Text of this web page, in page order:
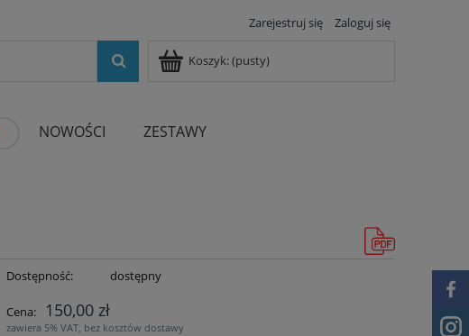
Zarejestruj się Zaloguj się
Koszyk:(pusty)
NOWOŚCI ZESTAWY
Dostępność: dostępny
Cena: 150,00 zł
zawiera 5% VAT, bez kosztów dostawy